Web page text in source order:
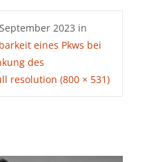
2023 in
eines Pkws bei
des
resolution (800 × 531)